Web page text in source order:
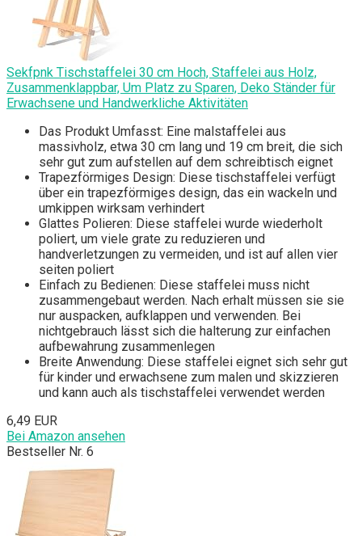
Sekfpnk Tischstaffelei 30 cm Hoch, Staffelei aus Holz,
Zusammenklappbar, Um Platz zu Sparen, Deko Ständer für
Erwachsene und Handwerkliche Aktivitäten
Das Produkt Umfasst: Eine malstaffelei aus
massivholz, etwa 30 cm lang und 19 cm breit, die sich
sehr gut zum aufstellen auf dem schreibtisch eignet
Trapezförmiges Design: Diese tischstaffelei verfügt
über ein trapezförmiges design, das ein wackeln und
umkippen wirksam verhindert
Glattes Polieren: Diese staffelei wurde wiederholt
poliert, um viele grate zu reduzieren und
handverletzungen zu vermeiden, und ist auf allen vier
seiten poliert
Einfach zu Bedienen: Diese staffelei muss nicht
zusammengebaut werden. Nach erhalt müssen sie sie
nur auspacken, aufklappen und verwenden. Bei
nichtgebrauch lässt sich die halterung zur einfachen
aufbewahrung zusammenlegen
Breite Anwendung: Diese staffelei eignet sich sehr gut
für kinder und erwachsene zum malen und skizzieren
und kann auch als tischstaffelei verwendet werden
6,49 EUR
Bei Amazon ansehen
Bestseller Nr. 6